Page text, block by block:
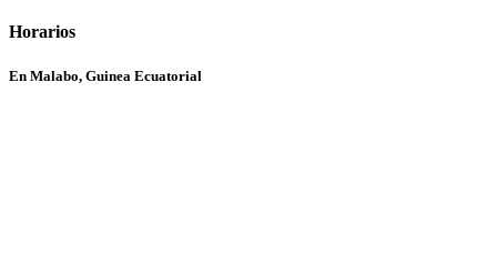
Horarios
En Malabo, Guinea Ecuatorial